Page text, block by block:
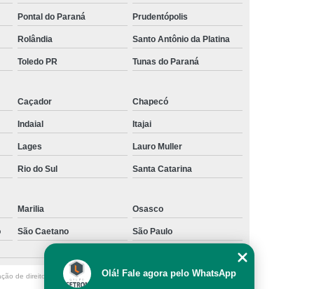
Pontal do Paraná Prudentópolis
Rolândia Santo Antônio da Platina
Toledo PR Tunas do Paraná
Caçador Chapecó
Indaial Itajai
Lages Lauro Muller
Rio do Sul Santa Catarina
Marilia Osasco
São Caetano
São Paulo
de direito autoral – artigo 184 do Código Penal –Lei 9610/98 - Lei de
Olá! Fale agora pelo WhatsApp